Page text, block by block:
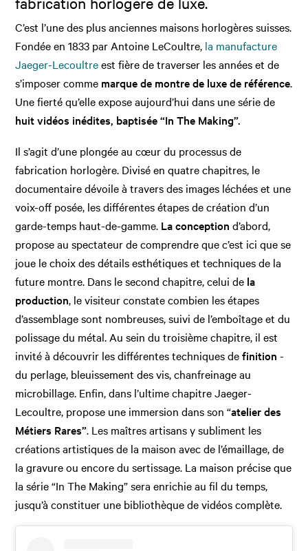
C’est l’une des plus anciennes maisons horlogères suisses.
Fondée en 1833 par Antoine LeCoultre, la manufacture
Jaeger-Lecoultreest fière de traverser les années et de
s’imposer comme marque de montre de luxe de référence.
Une fierté qu’elle expose aujourd’hui dans une série de
huit vidéos inédites, baptisée “In The Making”.
Il s’agit d’une plongée au cœur du processus de
fabrication horlogère. Divisé en quatre chapitres, le
documentaire dévoile à travers des images léchées et une
voix-off posée, les différentes étapes de création d’un
garde-temps haut-de-gamme. La conception d’abord,
propose au spectateur de comprendre que c’est ici que se
joue le choix des détails esthétiques et techniques de la
future montre. Dans le second chapitre, celui de la
production, le visiteur constate combien les étapes
d’assemblage sont nombreuses, suivi de l’emboîtage et du
polissage du métal. Au sein du troisième chapitre, il est
invité à découvrir les différentes techniques definition -
du perlage, bleuissement des vis, chanfreinage au
microbillage. Enfin, dans l’ultime chapitre Jaeger-
Lecoultre, propose une immersion dans son “atelier des
Métiers Rares”. Les maîtres artisans y subliment les
créations artistiques de la maison avec de l’émaillage, de
la gravure ou encore du sertissage. La maison précise que
la série “In The Making” sera enrichie au fil du temps,
jusqu’à constituer une bibliothèque de vidéos complète.